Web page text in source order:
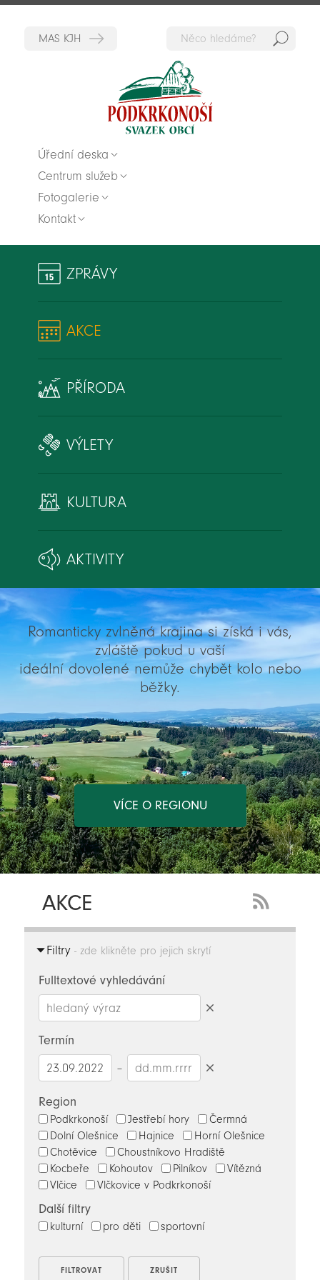
Úřední deska
Centrum služeb
Fotogalerie
Kontakt
ZPRÁVY
AKCE
PŘÍRODA
VÝLETY
KULTURA
AKTIVITY
Romanticky zvlněná krajina si získá i vás,
zvláště pokud u vaší
ideální dovolené nemůže chybět kolo nebo
běžky.
VÍCE O REGIONU
AKCE
Feed
Filtry- zde klikněte pro jejich skrytí
Fulltextové vyhledávání
Termín
–
Region
Podkrkonoší Jestřebí hory
Čermná
Dolní Olešnice
Hajnice
Horní Olešnice
Chotěvice
Choustníkovo Hradiště
Kocbeře
Kohoutov Pilníkov
Vítězná
Vlčice
Vlčkovice v Podkrkonoší
Další filtry
kulturní pro děti sportovní